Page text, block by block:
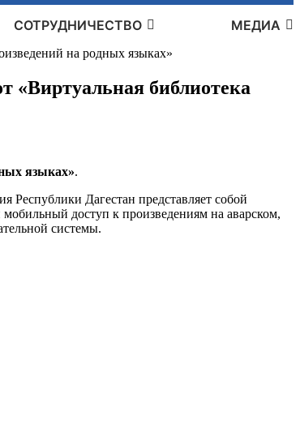
СОТРУДНИЧЕСТВО МЕДИА
на родных языках»
«Виртуальная библиотека
языках».
Республики Дагестан представляет собой
доступ к произведениям на аварском,
системы.